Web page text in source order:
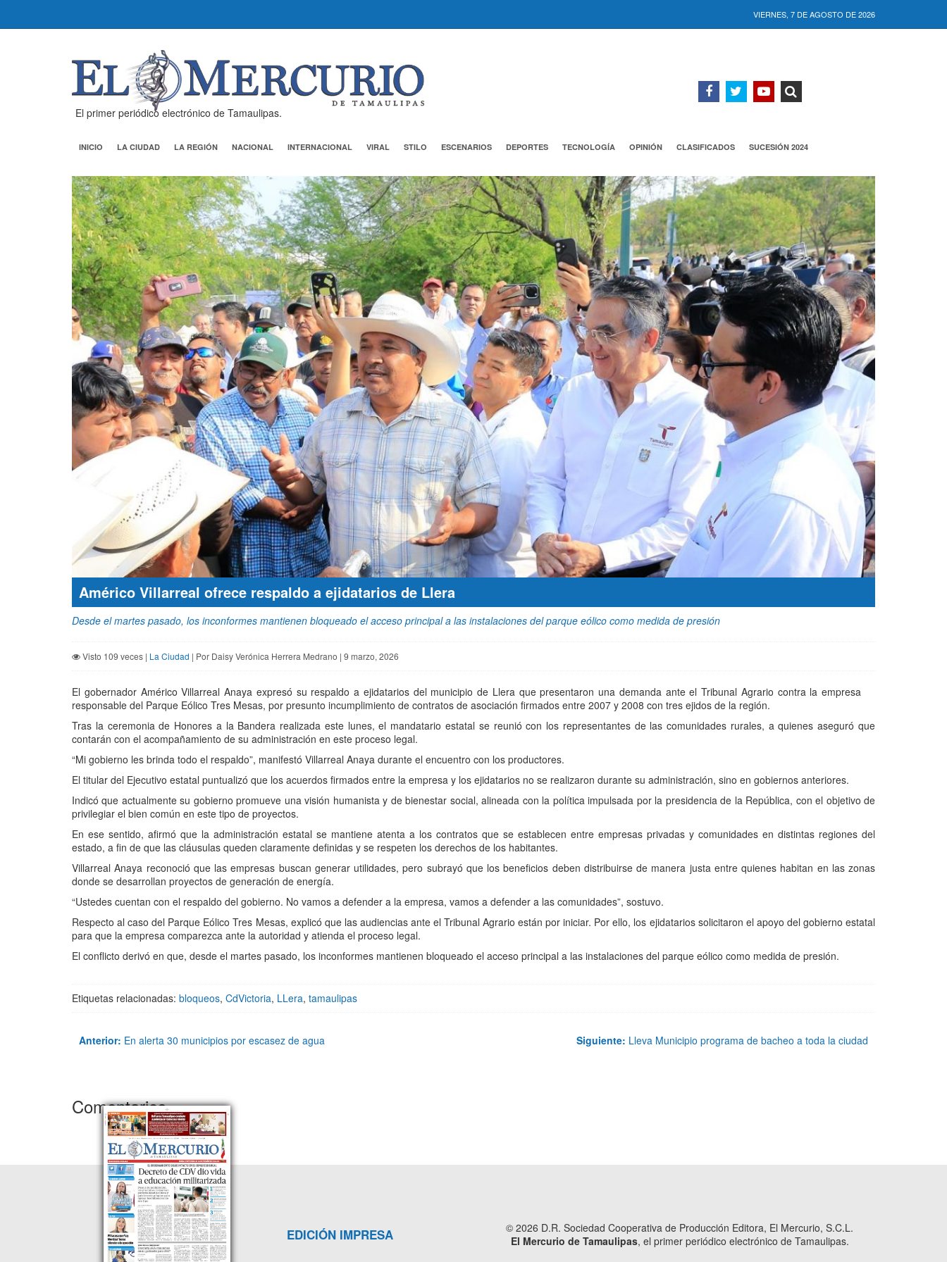
VIERNES, 7 DE AGOSTO DE 2026
El primer periódico electrónico de Tamaulipas.
INICIO LA CIUDAD LA REGIÓN NACIONAL INTERNACIONAL VIRAL STILO ESCENARIOS DEPORTES TECNOLOGÍA OPINIÓN CLASIFICADOS SUCESIÓN 2024
Américo Villarreal ofrece respaldo a ejidatarios de Llera
Desde el martes pasado, los inconformes mantienen bloqueado el acceso principal a las instalaciones del parque eólico como medida de presión
Visto 109 veces | La Ciudad | Por Daisy Verónica Herrera Medrano | 9 marzo, 2026
El gobernador Américo Villarreal Anaya expresó su respaldo a ejidatarios del municipio de Llera que presentaron una demanda ante el Tribunal Agrario contra la empresa
responsable del Parque Eólico Tres Mesas, por presunto incumplimiento de contratos de asociación firmados entre 2007 y 2008 con tres ejidos de la región.
Tras la ceremonia de Honores a la Bandera realizada este lunes, el mandatario estatal se reunió con los representantes de las comunidades rurales, a quienes aseguró que
contarán con el acompañamiento de su administración en este proceso legal.
“Mi gobierno les brinda todo el respaldo”, manifestó Villarreal Anaya durante el encuentro con los productores.
El titular del Ejecutivo estatal puntualizó que los acuerdos firmados entre la empresa y los ejidatarios no se realizaron durante su administración, sino en gobiernos anteriores.
Indicó que actualmente su gobierno promueve una visión humanista y de bienestar social, alineada con la política impulsada por la presidencia de la República, con el objetivo de
privilegiar el bien común en este tipo de proyectos.
En ese sentido, afirmó que la administración estatal se mantiene atenta a los contratos que se establecen entre empresas privadas y comunidades en distintas regiones del
estado, a fin de que las cláusulas queden claramente definidas y se respeten los derechos de los habitantes.
Villarreal Anaya reconoció que las empresas buscan generar utilidades, pero subrayó que los beneficios deben distribuirse de manera justa entre quienes habitan en las zonas
donde se desarrollan proyectos de generación de energía.
“Ustedes cuentan con el respaldo del gobierno. No vamos a defender a la empresa, vamos a defender a las comunidades”, sostuvo.
Respecto al caso del Parque Eólico Tres Mesas, explicó que las audiencias ante el Tribunal Agrario están por iniciar. Por ello, los ejidatarios solicitaron el apoyo del gobierno estatal
para que la empresa comparezca ante la autoridad y atienda el proceso legal.
El conflicto derivó en que, desde el martes pasado, los inconformes mantienen bloqueado el acceso principal a las instalaciones del parque eólico como medida de presión.
Etiquetas relacionadas: bloqueos, CdVictoria, LLera, tamaulipas
Anterior: En alerta 30 municipios por escasez de agua Siguiente: Lleva Municipio programa de bacheo a toda la ciudad
Comentarios
EDICIÓN IMPRESA
© 2026 D.R. Sociedad Cooperativa de Producción Editora, El Mercurio, S.C.L.
El Mercurio de Tamaulipas, el primer periódico electrónico de Tamaulipas.